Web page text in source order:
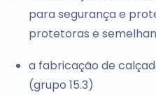
para segurança e
protetoras e
a fabricação de
(grupo 15.3)